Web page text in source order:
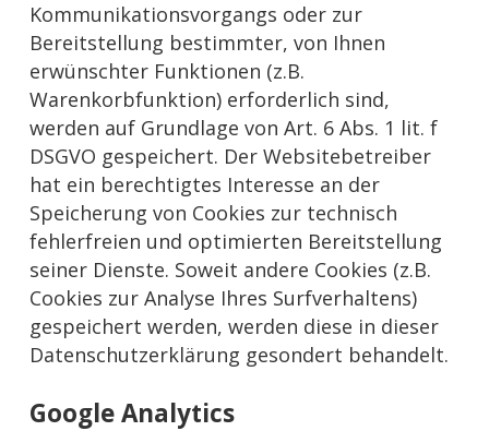
Kommunikationsvorgangs oder zur
Bereitstellung bestimmter, von Ihnen
erwünschter Funktionen (z.B.
Warenkorbfunktion) erforderlich sind,
werden auf Grundlage von Art. 6 Abs. 1 lit. f
DSGVO gespeichert. Der Websitebetreiber
hat ein berechtigtes Interesse an der
Speicherung von Cookies zur technisch
fehlerfreien und optimierten Bereitstellung
seiner Dienste. Soweit andere Cookies (z.B.
Cookies zur Analyse Ihres Surfverhaltens)
gespeichert werden, werden diese in dieser
Datenschutzerklärung gesondert behandelt.
Google Analytics